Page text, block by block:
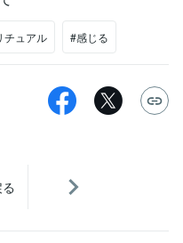
チュアル #感じる